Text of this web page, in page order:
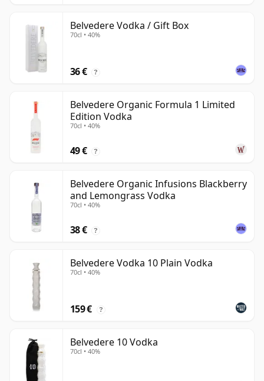
Belvedere Vodka / Gift Box
70cl • 40%
36 € ?
Belvedere Organic Formula 1 Limited
Edition Vodka
70cl • 40%
49 € ?
Belvedere Organic Infusions Blackberry
and Lemongrass Vodka
70cl • 40%
38 € ?
Belvedere Vodka 10 Plain Vodka
70cl • 40%
159 € ?
Belvedere 10 Vodka
70cl • 40%